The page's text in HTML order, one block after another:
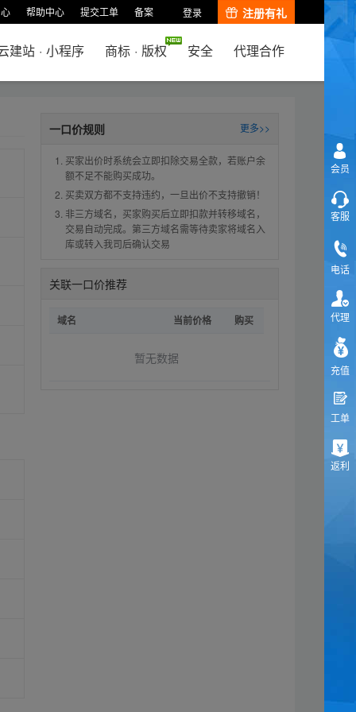
帮助中心 提交工单 备案 登录 注册有礼
建站 · 小程序 商标 · 版权 安全 代理合作
一口价规则 更多>>
买家出价时系统会立即扣除交易全款，若账户余
额不足不能购买成功。
买卖双方都不支持违约，一旦出价不支持撤销！
非三方域名，买家购买后立即扣款并转移域名，
交易自动完成。第三方域名需等待卖家将域名入
库或转入我司后确认交易
关联一口价推荐
域名 当前价格 购买
暂无数据
会员
客服
电话
代理
充值
工单
返利